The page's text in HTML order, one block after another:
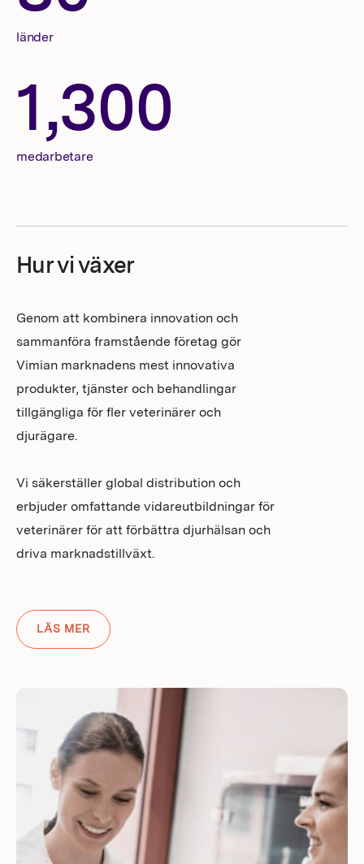
länder
1,300
medarbetare
Hur vi växer
Genom att kombinera innovation och
sammanföra framstående företag gör
Vimian marknadens mest innovativa
produkter, tjänster och behandlingar
tillgängliga för fler veterinärer och
djurägare.
Vi säkerställer global distribution och
erbjuder omfattande vidareutbildningar för
veterinärer för att förbättra djurhälsan och
driva marknadstillväxt.
LÄS MER